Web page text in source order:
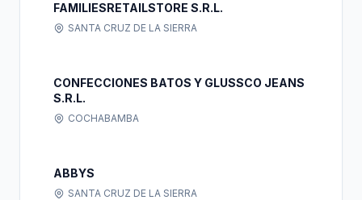
FAMILIESRETAILSTORE S.R.L.
SANTA CRUZ DE LA SIERRA
CONFECCIONES BATOS Y GLUSSCO JEANS
S.R.L.
COCHABAMBA
ABBYS
SANTA CRUZ DE LA SIERRA